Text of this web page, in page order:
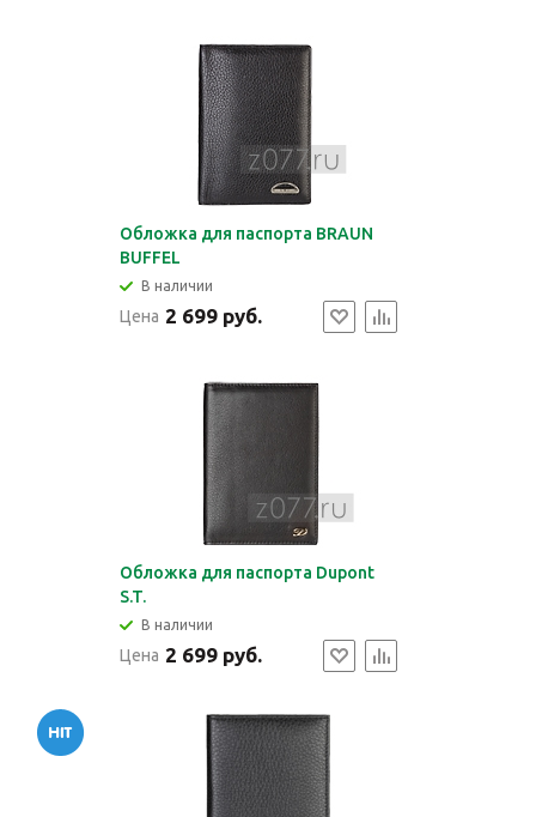
Обложка для паспорта BRAUN
BUFFEL
В наличии
Цена 2 699 руб.
Обложка для паспорта Dupont
S.T.
В наличии
Цена 2 699 руб.